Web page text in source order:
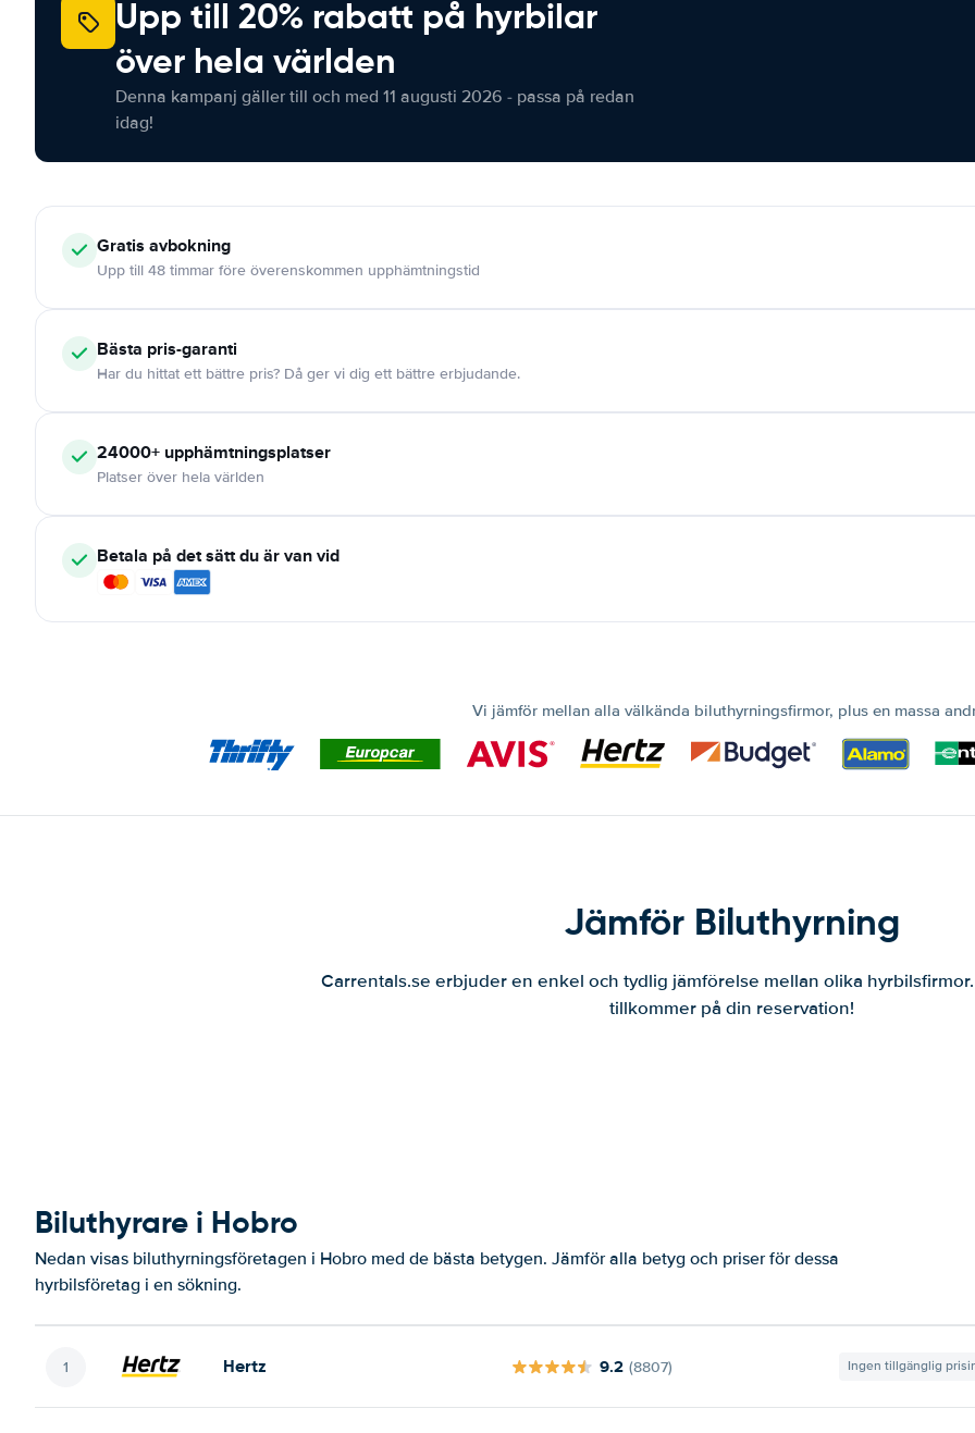
Upp till 20% rabatt på hyrbilar
över hela världen
Denna kampanj gäller till och med 11 augusti 2026 - passa på redan
idag!
Gratis avbokning
Upp till 48 timmar före överenskommen upphämtningstid
Bästa pris-garanti
Har du hittat ett bättre pris? Då ger vi dig ett bättre erbjudande.
24000+ upphämtningsplatser
Platser över hela världen
Betala på det sätt du är van vid
Vi jämför mellan alla välkända biluthyrningsfirmor, plus en massa
Jämför Biluthyrning
Carrentals.se erbjuder en enkel och tydlig jämförelse mellan olika
tillkommer på din reservation!
Biluthyrare i Hobro
Nedan visas biluthyrningsföretagen i Hobro med de bästa betygen. Jämför alla betyg och priser för dessa
hyrbilsföretag i en sökning.
Hertz 9.2 (8807) Ingen tillgänglig